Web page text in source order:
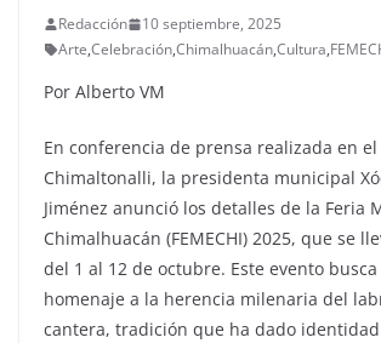
Redacción
10 septiembre, 2025
Arte,Celebración,Chimalhuacán,Cultura,
Por Alberto VM
En conferencia de prensa realizada en
Chimaltonalli, la presidenta municipal
Jiménez anunció los detalles de la Feria
Chimalhuacán (FEMECHI) 2025, que se
del 1 al 12 de octubre. Este evento
homenaje a la herencia milenaria del
cantera, tradición que ha dado